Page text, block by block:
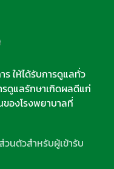
ให้ได้รับการดูแลทั่ว
รดูแลรักษาเกิดผลดีแก่
องโรงพยาบาลที่
นตัวสำหรับผู้เข้ารับ